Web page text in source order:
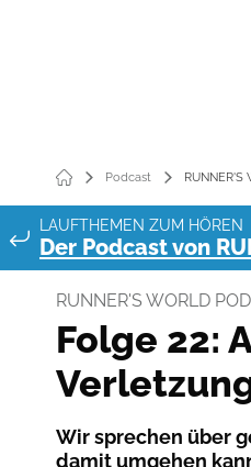
Podcast
LAUFTHEMEN ZUM HÖREN
Der Podcast von
RUNNER'S WORLD
Folge 22:
Wir sprechen über
damit umgehen